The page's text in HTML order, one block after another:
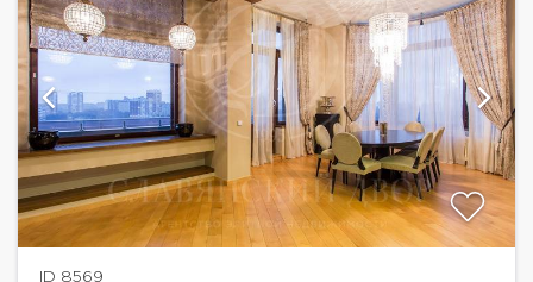
ID 8569